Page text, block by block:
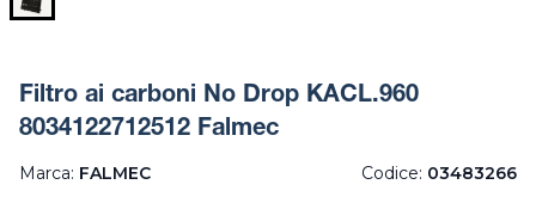
Filtro ai carboni No Drop KACL.960
8034122712512 Falmec
Marca: FALMEC Codice: 03483266